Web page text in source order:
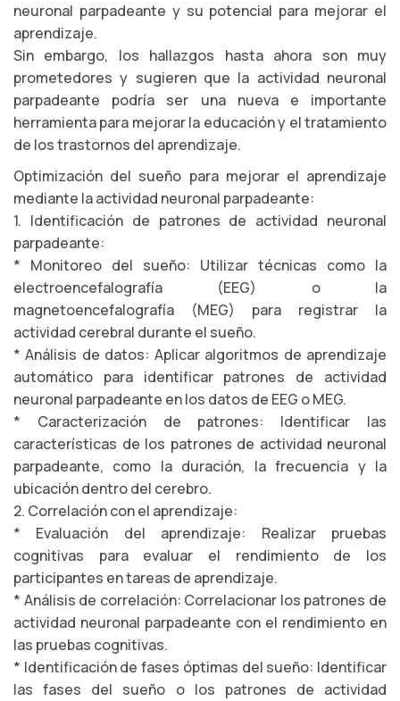
neuronal parpadeante y su potencial para mejorar el
aprendizaje.
Sin embargo, los hallazgos hasta ahora son muy
prometedores y sugieren que la actividad neuronal
parpadeante podría ser una nueva e importante
herramienta para mejorar la educación y el tratamiento
de los trastornos del aprendizaje.
Optimización del sueño para mejorar el aprendizaje
mediante la actividad neuronal parpadeante:
1. Identificación de patrones de actividad neuronal
parpadeante:
* Monitoreo del sueño: Utilizar técnicas como la
electroencefalografía (EEG) o la
magnetoencefalografía (MEG) para registrar la
actividad cerebral durante el sueño.
* Análisis de datos: Aplicar algoritmos de aprendizaje
automático para identificar patrones de actividad
neuronal parpadeante en los datos de EEG o MEG.
* Caracterización de patrones: Identificar las
características de los patrones de actividad neuronal
parpadeante, como la duración, la frecuencia y la
ubicación dentro del cerebro.
2. Correlación con el aprendizaje:
* Evaluación del aprendizaje: Realizar pruebas
cognitivas para evaluar el rendimiento de los
participantes en tareas de aprendizaje.
* Análisis de correlación: Correlacionar los patrones de
actividad neuronal parpadeante con el rendimiento en
las pruebas cognitivas.
* Identificación de fases óptimas del sueño: Identificar
las fases del sueño o los patrones de actividad